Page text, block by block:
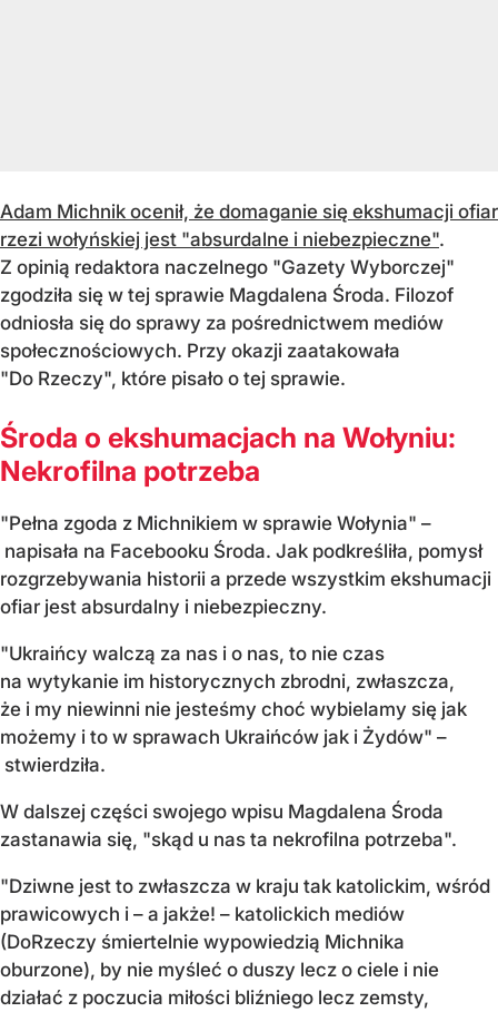
Adam Michnik ocenił, że domaganie się ekshumacji ofiar
rzezi wołyńskiej jest "absurdalne i niebezpieczne".
Z opinią redaktora naczelnego "Gazety Wyborczej"
zgodziła się w tej sprawie Magdalena Środa. Filozof
odniosła się do sprawy za pośrednictwem mediów
społecznościowych. Przy okazji zaatakowała
"Do Rzeczy", które pisało o tej sprawie.
Środa o ekshumacjach na Wołyniu:
Nekrofilna potrzeba
"Pełna zgoda z Michnikiem w sprawie Wołynia" –
napisała na Facebooku Środa. Jak podkreśliła, pomysł
rozgrzebywania historii a przede wszystkim ekshumacji
ofiar jest absurdalny i niebezpieczny.
"Ukraińcy walczą za nas i o nas, to nie czas
na wytykanie im historycznych zbrodni, zwłaszcza,
że i my niewinni nie jesteśmy choć wybielamy się jak
możemy i to w sprawach Ukraińców jak i Żydów" –
stwierdziła.
W dalszej części swojego wpisu Magdalena Środa
zastanawia się, "skąd u nas ta nekrofilna potrzeba".
"Dziwne jest to zwłaszcza w kraju tak katolickim, wśród
prawicowych i – a jakże! – katolickich mediów
(DoRzeczy śmiertelnie wypowiedzią Michnika
oburzone), by nie myśleć o duszy lecz o ciele i nie
działać z poczucia miłości bliźniego lecz zemsty,